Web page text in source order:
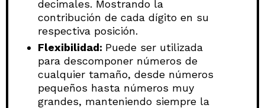
decimales. Mostrando la
contribución de cada dígito en su
respectiva posición.
Flexibilidad: Puede ser utilizada
para descomponer números de
cualquier tamaño, desde números
pequeños hasta números muy
grandes, manteniendo siempre la